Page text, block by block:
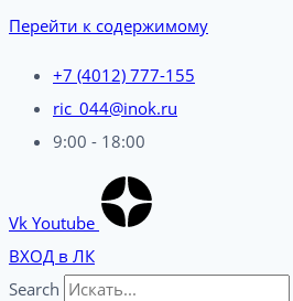
Перейти к содержимому
+7 (4012) 777-155
ric_044@inok.ru
9:00 - 18:00
Vk Youtube
ВХОД в ЛК
Search